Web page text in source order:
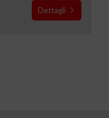
Dettagli